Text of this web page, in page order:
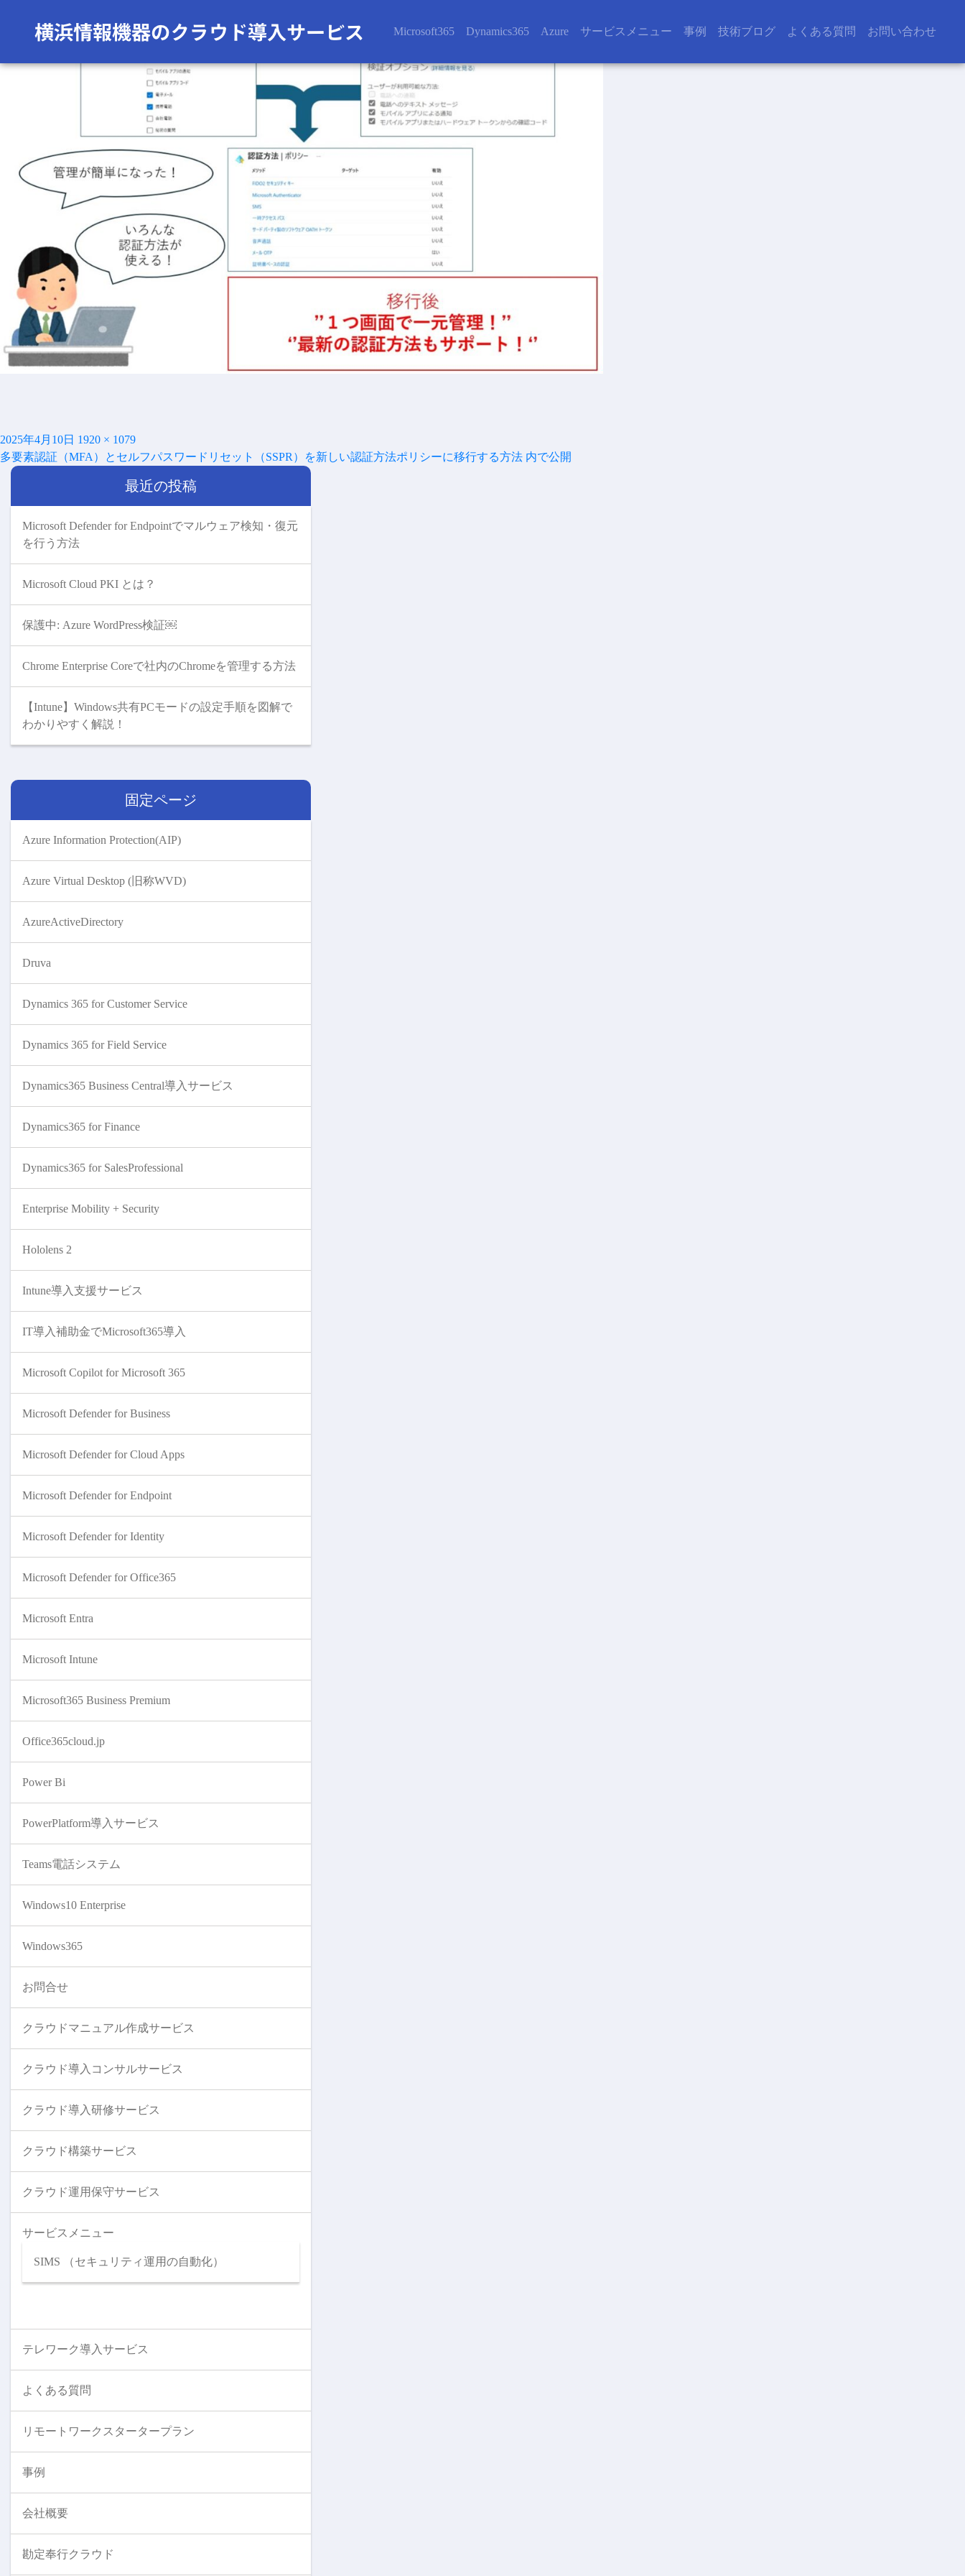
Microsoft365 Dynamics365 Azure サービスメニュー 事例 技術ブログ よくある質問 お問い合わせ
次の画像
投
稿
日:
2025年4月10日 フ
ル
ズ
1920 × 1079
投
多要素認証（MFA）とセルフパスワードリセット（SSPR）を新しい認証方法ポリシーに移行する方法 内で公開
最近の投稿
Microsoft Defender for Endpointでマルウェア検知・復元
を行う方法
Microsoft Cloud PKI とは？
保護中: Azure WordPress検証￼
Chrome Enterprise Coreで社内のChromeを管理する方法
【Intune】Windows共有PCモードの設定手順を図解で
わかりやすく解説！
固定ページ
Azure Information Protection(AIP)
Azure Virtual Desktop (旧称WVD)
AzureActiveDirectory
Druva
Dynamics 365 for Customer Service
Dynamics 365 for Field Service
Dynamics365 Business Central導入サービス
Dynamics365 for Finance
Dynamics365 for SalesProfessional
Enterprise Mobility + Security
Hololens 2
Intune導入支援サービス
IT導入補助金でMicrosoft365導入
Microsoft Copilot for Microsoft 365
Microsoft Defender for Business
Microsoft Defender for Cloud Apps
Microsoft Defender for Endpoint
Microsoft Defender for Identity
Microsoft Defender for Office365
Microsoft Entra
Microsoft Intune
Microsoft365 Business Premium
Office365cloud.jp
Power Bi
PowerPlatform導入サービス
Teams電話システム
Windows10 Enterprise
Windows365
お問合せ
クラウドマニュアル作成サービス
クラウド導入コンサルサービス
クラウド導入研修サービス
クラウド構築サービス
クラウド運用保守サービス
サービスメニュー
SIMS （セキュリティ運用の自動化）
テレワーク導入サービス
よくある質問
リモートワークスタータープラン
事例
会社概要
勘定奉行クラウド